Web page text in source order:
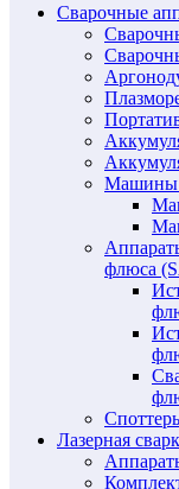
Сварочные
Машины
флюса
Лазерная